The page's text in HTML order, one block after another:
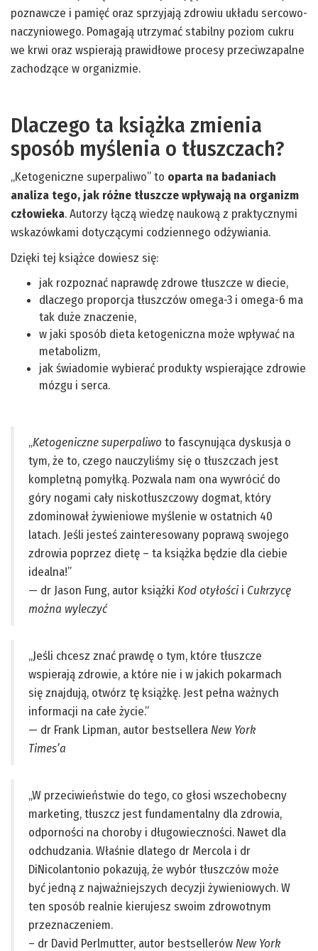
poznawcze i pamięć oraz sprzyjają zdrowiu układu sercowo-
naczyniowego. Pomagają utrzymać stabilny poziom cukru
we krwi oraz wspierają prawidłowe procesy przeciwzapalne
zachodzące w organizmie.
Dlaczego ta książka zmienia
sposób myślenia o tłuszczach?
„Ketogeniczne superpaliwo” to oparta na badaniach
analiza tego, jak różne tłuszcze wpływają na organizm
człowieka. Autorzy łączą wiedzę naukową z praktycznymi
wskazówkami dotyczącymi codziennego odżywiania.
Dzięki tej książce dowiesz się:
jak rozpoznać naprawdę zdrowe tłuszcze w diecie,
dlaczego proporcja tłuszczów omega-3 i omega-6 ma
tak duże znaczenie,
w jaki sposób dieta ketogeniczna może wpływać na
metabolizm,
jak świadomie wybierać produkty wspierające zdrowie
mózgu i serca.
„Ketogeniczne superpaliwo to fascynująca dyskusja o
tym, że to, czego nauczyliśmy się o tłuszczach jest
kompletną pomyłką. Pozwala nam ona wywrócić do
góry nogami cały niskotłuszczowy dogmat, który
zdominował żywieniowe myślenie w ostatnich 40
latach. Jeśli jesteś zainteresowany poprawą swojego
zdrowia poprzez dietę – ta książka będzie dla ciebie
idealna!”
— dr Jason Fung, autor książki Kod otyłości i Cukrzycę
można wyleczyć
„Jeśli chcesz znać prawdę o tym, które tłuszcze
wspierają zdrowie, a które nie i w jakich pokarmach
się znajdują, otwórz tę książkę. Jest pełna ważnych
informacji na całe życie.”
— dr Frank Lipman, autor bestsellera New York
Times’a
„W przeciwieństwie do tego, co głosi wszechobecny
marketing, tłuszcz jest fundamentalny dla zdrowia,
odporności na choroby i długowieczności. Nawet dla
odchudzania. Właśnie dlatego dr Mercola i dr
DiNicolantonio pokazują, że wybór tłuszczów może
być jedną z najważniejszych decyzji żywieniowych. W
ten sposób realnie kierujesz swoim zdrowotnym
przeznaczeniem.
– dr David Perlmutter, autor bestsellerów New York